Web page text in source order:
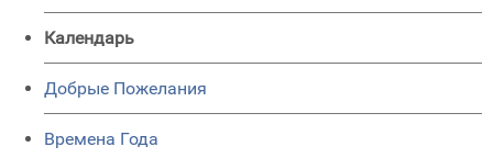
Календарь
Добрые Пожелания
Времена Года